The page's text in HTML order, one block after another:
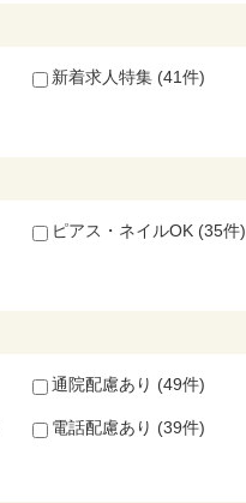
新着求人特集 (41件)
ピアス・ネイルOK (35件)
通院配慮あり (49件)
電話配慮あり (39件)